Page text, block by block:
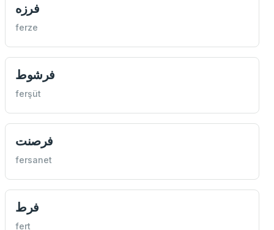
فرزه
ferze
فرشوط
ferşüt
فرصنت
fersanet
فرط
fert